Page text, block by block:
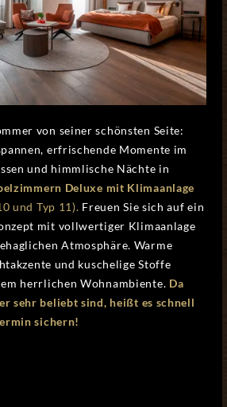
von seiner schönsten Seite:
erfrischende Momente im
und himmlische Nächte in
Deluxe mit Klimaanlage
und Typ 11). Freuen Sie sich auf ein
mit vollwertiger Klimaanlage
Atmosphäre. Warme
und kuschelige Stoffe
herrlichen Wohnambiente. Da
sehr beliebt sind, heißt es schnell
sichern!